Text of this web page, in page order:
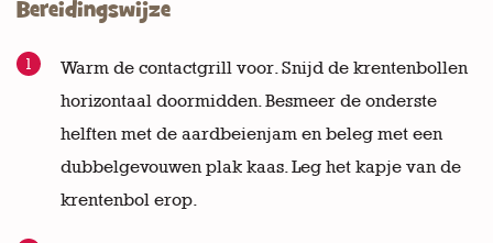
Bereidingswijze
Warm de contactgrill voor. Snijd de krentenbollen
horizontaal doormidden. Besmeer de onderste
helften met de aardbeienjam en beleg met een
dubbelgevouwen plak kaas. Leg het kapje van de
krentenbol erop.